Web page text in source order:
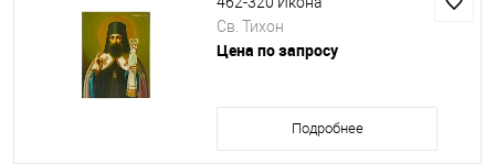
Св. Тихон
Цена по запросу
Подробнее